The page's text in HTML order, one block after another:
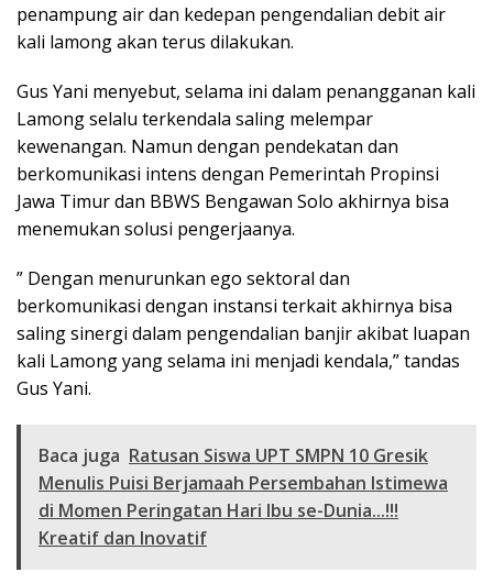
penampung air dan kedepan pengendalian debit air
kali lamong akan terus dilakukan.
Gus Yani menyebut, selama ini dalam penangganan kali
Lamong selalu terkendala saling melempar
kewenangan. Namun dengan pendekatan dan
berkomunikasi intens dengan Pemerintah Propinsi
Jawa Timur dan BBWS Bengawan Solo akhirnya bisa
menemukan solusi pengerjaanya.
” Dengan menurunkan ego sektoral dan
berkomunikasi dengan instansi terkait akhirnya bisa
saling sinergi dalam pengendalian banjir akibat luapan
kali Lamong yang selama ini menjadi kendala,” tandas
Gus Yani.
Baca juga Ratusan Siswa UPT SMPN 10 Gresik
Menulis Puisi Berjamaah Persembahan Istimewa
di Momen Peringatan Hari Ibu se-Dunia...!!!
Kreatif dan Inovatif